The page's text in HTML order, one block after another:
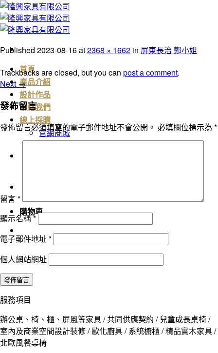
Skip
to
content
首頁
產品介紹
設計作品
聯絡我們
線上採購
官網商城
臉書粉絲頁
字:
購物車
Published 2023-08-16at2368 × 1662 in 屏東長治 鄭小姐
Trackbacks are closed, but you can post a comment.
Next →
發佈留言
發佈留言必須填寫的電子郵件地址不會公開。 必填欄位標示為 *
留言*
顯示名稱*
電子郵件地址*
個人網站網址
服務項目
辦公桌、椅、櫃、屏風等家具 / 共同供應契約 / 兒童成長桌椅 /
室內及商業空間設計裝修 / 歐化廚具 / 系統櫥櫃 / 精品實木家具 /
北歐風餐桌椅